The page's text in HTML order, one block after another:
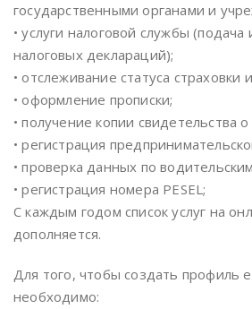
государственными органами и
• услуги налоговой службы (подача
налоговых деклараций);
• отслеживание статуса страховки
• оформление прописки;
• получение копии свидетельства
• регистрация
• проверка данных по
• регистрация номера PESEL;
С каждым годом список услуг на
дополняется.
Для того, чтобы создать профиль
необходимо: